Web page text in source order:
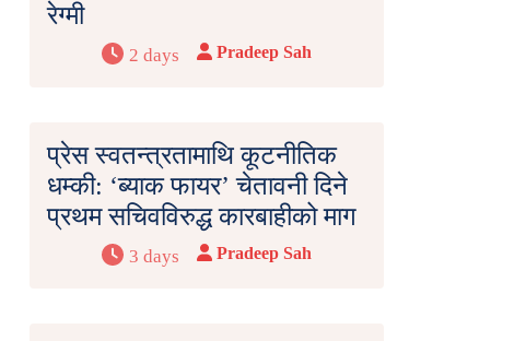
रेग्मी
2 days Pradeep Sah
प्रेस स्वतन्त्रतामाथि कूटनीतिक
धम्की: ‘ब्याक फायर’ चेतावनी दिने
प्रथम सचिवविरुद्ध कारबाहीको माग
3 days Pradeep Sah